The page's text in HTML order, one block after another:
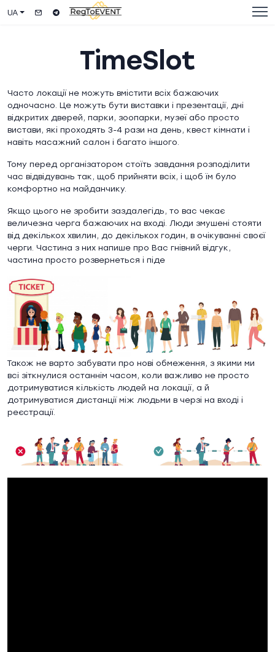
UA
TimeSlot
Часто локації не можуть вмістити всіх бажаючих
одночасно. Це можуть бути виставки і презентації, дні
відкритих дверей, парки, зоопарки, музеї або просто
вистави, які проходять 3-4 рази на день, квест кімнати і
навіть масажний салон і багато іншого.
Тому перед організатором стоїть завдання розподілити
час відвідувань так, щоб прийняти всіх, і щоб їм було
комфортно на майданчику.
Якщо цього не зробити заздалегідь, то вас чекає
величезна черга бажаючих на вході. Люди змушені стояти
від декількох хвилин, до декількох годин, в очікуванні своєї
черги. Частина з них напише про Вас гнівний відгук,
частина просто розвернеться і піде
Також не варто забувати про нові обмеження, з якими ми
всі зіткнулися останнім часом, коли важливо не просто
дотримуватися кількість людей на локації, а й
дотримуватися дистанції між людьми в черзі на вході і
реєстрації.